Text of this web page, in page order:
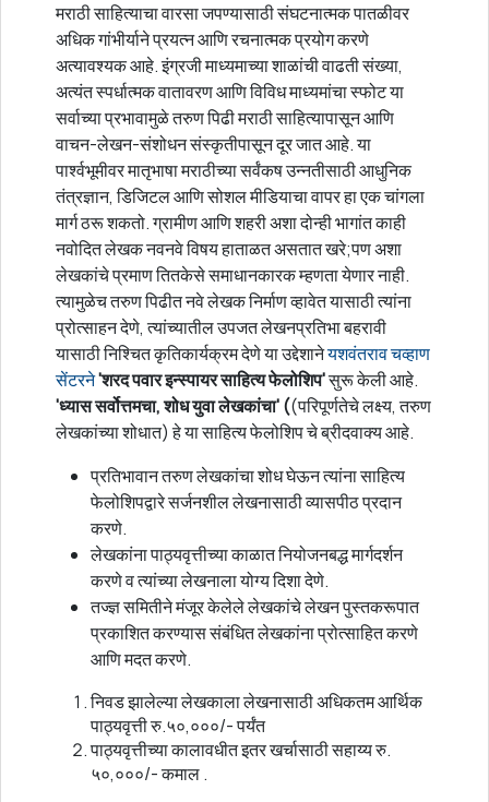
मराठी साहित्याचा वारसा जपण्यासाठी संघटनात्मक पातळीवर
अधिक गांभीर्याने प्रयत्न आणि रचनात्मक प्रयोग करणे
अत्यावश्यक आहे. इंग्रजी माध्यमाच्या शाळांची वाढती संख्या,
अत्यंत स्पर्धात्मक वातावरण आणि विविध माध्यमांचा स्फोट या
सर्वाच्या प्रभावामुळे तरुण पिढी मराठी साहित्यापासून आणि
वाचन-लेखन-संशोधन संस्कृतीपासून दूर जात आहे. या
पार्श्वभूमीवर मातृभाषा मराठीच्या सर्वंकष उन्नतीसाठी आधुनिक
तंत्रज्ञान, डिजिटल आणि सोशल मीडियाचा वापर हा एक चांगला
मार्ग ठरू शकतो. ग्रामीण आणि शहरी अशा दोन्ही भागांत काही
नवोदित लेखक नवनवे विषय हाताळत असतात खरे;पण अशा
लेखकांचे प्रमाण तितकेसे समाधानकारक म्हणता येणार नाही.
त्यामुळेच तरुण पिढीत नवे लेखक निर्माण व्हावेत यासाठी त्यांना
प्रोत्साहन देणे, त्यांच्यातील उपजत लेखनप्रतिभा बहरावी
यासाठी निश्चित कृतिकार्यक्रम देणे या उद्देशानेयशवंतराव चव्हाण
सेंटरने'शरद पवार इन्स्पायर साहित्य फेलोशिप'सुरू केली आहे.
'ध्यास सर्वोत्तमचा, शोध युवा लेखकांचा' ((परिपूर्णतेचे लक्ष्य, तरुण
लेखकांच्या शोधात) हे या साहित्य फेलोशिप चे ब्रीदवाक्य आहे.
प्रतिभावान तरुण लेखकांचा शोध घेऊन त्यांना साहित्य
फेलोशिपद्वारे सर्जनशील लेखनासाठी व्यासपीठ प्रदान
करणे.
लेखकांना पाठ्यवृत्तीच्या काळात नियोजनबद्ध मार्गदर्शन
करणे व त्यांच्या लेखनाला योग्य दिशा देणे.
तज्ज्ञ समितीने मंजूर केलेले लेखकांचे लेखन पुस्तकरूपात
प्रकाशित करण्यास संबंधित लेखकांना प्रोत्साहित करणे
आणि मदत करणे.
निवड झालेल्या लेखकाला लेखनासाठी अधिकतम आर्थिक
पाठ्यवृत्ती रु.५०,०००/- पर्यंत
पाठ्यवृत्तीच्या कालावधीत इतर खर्चासाठी सहाय्य रु.
५०,०००/- कमाल .